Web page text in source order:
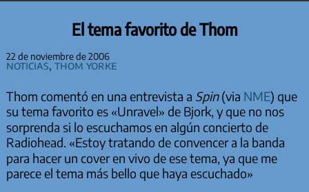
El tema favorito de Thom
22 de noviembre de 2006
Noticias, Thom Yorke
Thom comentó en una entrevista a Spin(via NME) que
su tema favorito es «Unravel» de Bjork, y que no nos
sorprenda si lo escuchamos en algún concierto de
Radiohead. «Estoy tratando de convencer a la banda
para hacer un cover en vivo de ese tema, ya que me
parece el tema más bello que haya escuchado»